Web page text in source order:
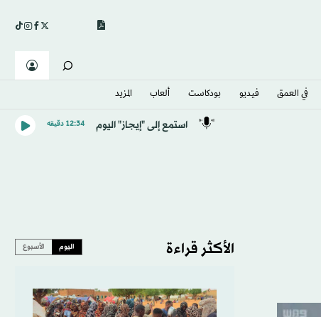
في العمق فيديو بودكاست ألعاب المزيد
استمع إلى "إيجاز" اليوم 12:34 دقيقه
الأكثر قراءة اليوم الأسبوع